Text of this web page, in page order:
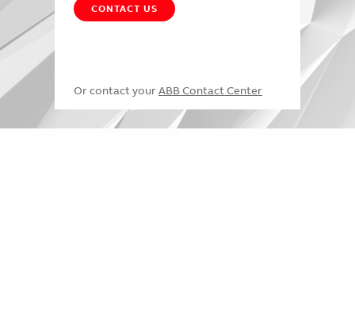
CONTACT US
Or contact your ABB Contact Center